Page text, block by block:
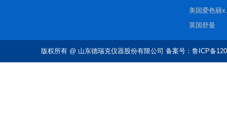
美国爱色丽
英国舒曼
版权所有 @ 山东德瑞克仪器股份有限公司 备案号：鲁ICP备